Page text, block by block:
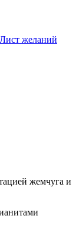
Лист желаний
жемчуга и